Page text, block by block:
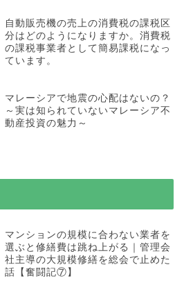
自動販売機の売上の消費税の課税区
分はどのようになりますか。消費税
の課税事業者として簡易課税になっ
ています。
マレーシアで地震の心配はないの？
～実は知られていないマレーシア不
動産投資の魅力～
マンションの規模に合わない業者を
選ぶと修繕費は跳ね上がる｜管理会
社主導の大規模修繕を総会で止めた
話【奮闘記⑦】